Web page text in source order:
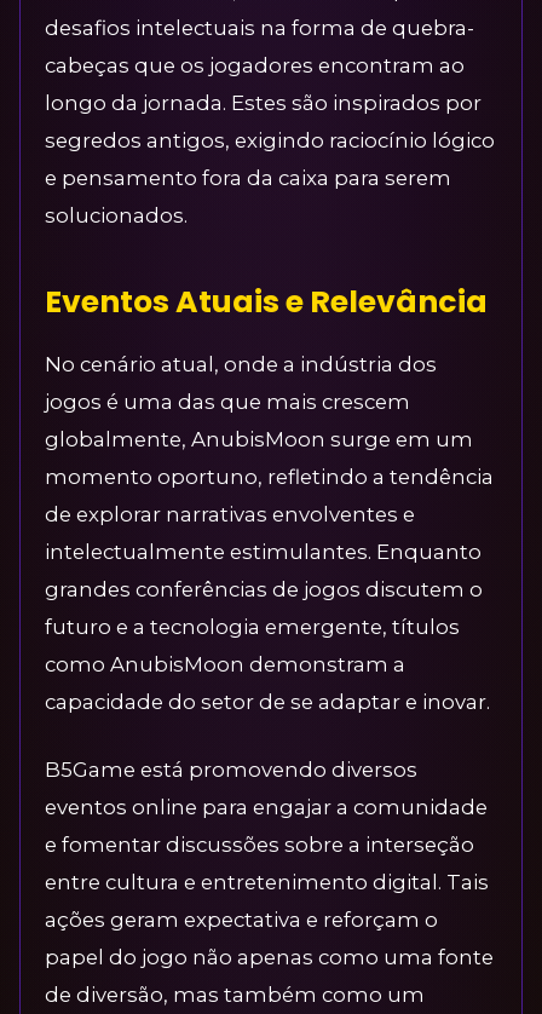
desafios intelectuais na forma de quebra-
cabeças que os jogadores encontram ao
longo da jornada. Estes são inspirados por
segredos antigos, exigindo raciocínio lógico
e pensamento fora da caixa para serem
solucionados.
Eventos Atuais e Relevância
No cenário atual, onde a indústria dos
jogos é uma das que mais crescem
globalmente, AnubisMoon surge em um
momento oportuno, refletindo a tendência
de explorar narrativas envolventes e
intelectualmente estimulantes. Enquanto
grandes conferências de jogos discutem o
futuro e a tecnologia emergente, títulos
como AnubisMoon demonstram a
capacidade do setor de se adaptar e inovar.
B5Game está promovendo diversos
eventos online para engajar a comunidade
e fomentar discussões sobre a interseção
entre cultura e entretenimento digital. Tais
ações geram expectativa e reforçam o
papel do jogo não apenas como uma fonte
de diversão, mas também como um